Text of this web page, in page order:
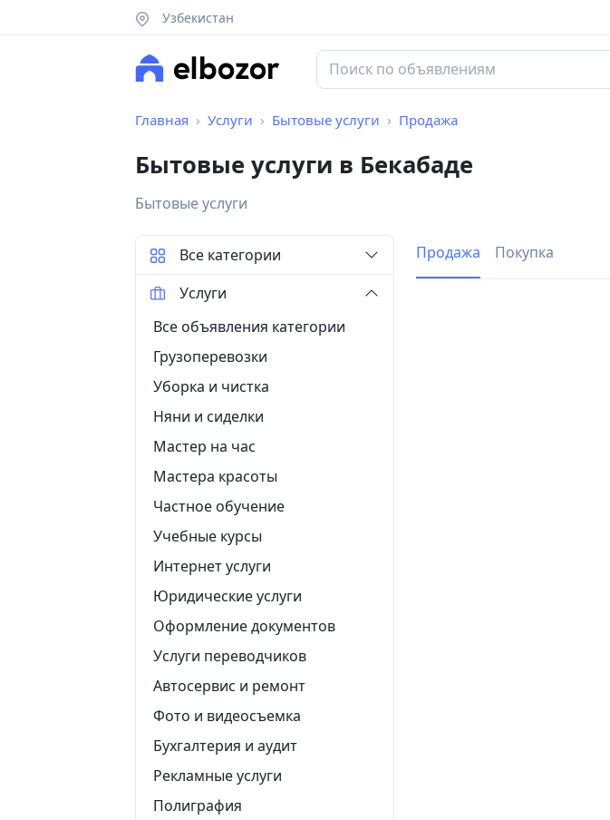
Узбекистан
Главная Услуги Бытовые услуги Продажа
Бытовые услуги в Бекабаде
Бытовые услуги
Продажа Покупка
Все категории
Услуги
Все объявления категории
Грузоперевозки
Уборка и чистка
Няни и сиделки
Мастер на час
Мастера красоты
Частное обучение
Учебные курсы
Интернет услуги
Юридические услуги
Оформление документов
Услуги переводчиков
Автосервис и ремонт
Фото и видеосъемка
Бухгалтерия и аудит
Рекламные услуги
Полиграфия